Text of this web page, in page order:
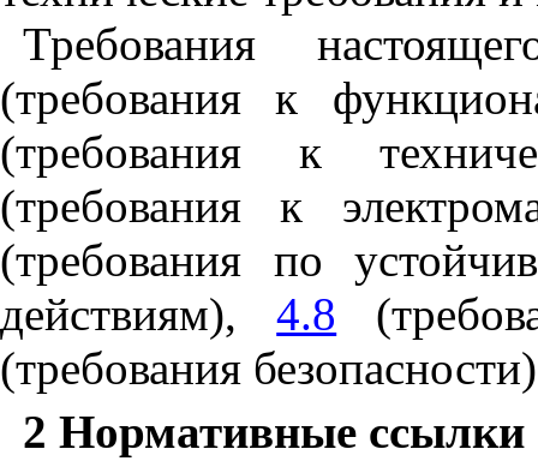
Требования
(требования к
(требования к
(требования к
(требования по
действиям),4.8
(требования
2 Нормативные ссылки